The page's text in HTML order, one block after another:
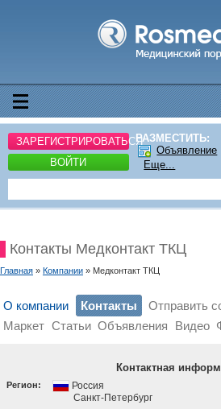
ЗАРЕГИСТРИРОВАТЬСЯ
ВОЙТИ
РАЗМЕСТИТЬ:
Объявление
Еще...
Контакты Медконтакт ТКЦ
Главная » Компании » Медконтакт ТКЦ
О компании Контакты Отправить
Маркет Статьи Объявления Видео
Контактная
Регион:
Россия
Санкт-Петербург